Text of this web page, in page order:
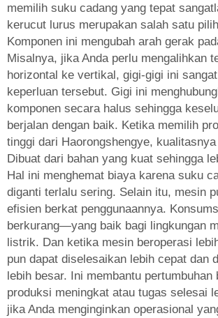
memilih suku cadang yang tepat
kerucut lurus merupakan salah satu
Komponen ini mengubah arah gerak
Misalnya, jika Anda perlu mengalihkan
horizontal ke vertikal, gigi-gigi ini
keperluan tersebut. Gigi ini
komponen secara halus sehingga
berjalan dengan baik. Ketika memilih
tinggi dari Haorongshengye,
Dibuat dari bahan yang kuat sehingga
Hal ini menghemat biaya karena suku
diganti terlalu sering. Selain itu, mesin
efisien berkat penggunaannya.
berkurang—yang baik bagi lingkungan
listrik. Dan ketika mesin beroperasi
pun dapat diselesaikan lebih cepat dan
lebih besar. Ini membantu pertumbuhan
produksi meningkat atau tugas selesai
jika Anda menginginkan operasional